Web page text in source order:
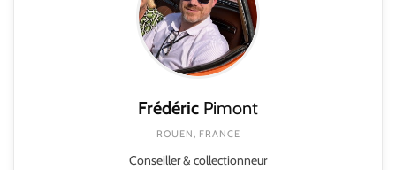
Frédéric Pimont
ROUEN, FRANCE
Conseiller & collectionneur